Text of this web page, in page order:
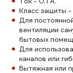
Класс защиты -
Для
вентиляции
бытовых
Для
каналов или
Вытяжная или